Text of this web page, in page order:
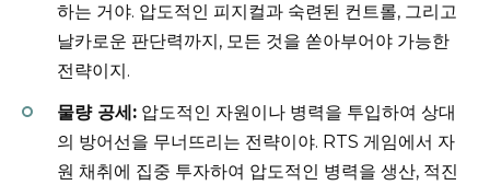
하는 거야. 압도적인 피지컬과 숙련된 컨트롤, 그리고
날카로운 판단력까지, 모든 것을 쏟아부어야 가능한
전략이지.
물량 공세: 압도적인 자원이나 병력을 투입하여 상대
의 방어선을 무너뜨리는 전략이야. RTS 게임에서 자
원 채취에 집중 투자하여 압도적인 병력을 생산, 적진